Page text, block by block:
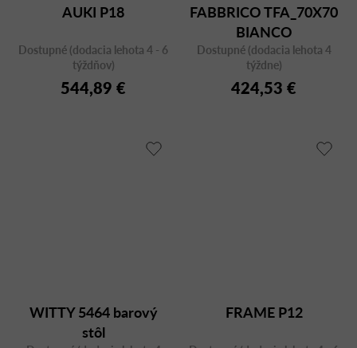
AUKI P18
Dostupné (dodacia lehota 4 - 6
týždňov)
544,89 €
FABBRICO TFA_70X70
BIANCO
Dostupné (dodacia lehota 4
týždne)
424,53 €
WITTY 5464 barový
stôl
FRAME P12